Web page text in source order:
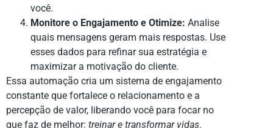
você.
Monitore o Engajamento e Otimize: Analise
quais mensagens geram mais respostas. Use
esses dados para refinar sua estratégia e
maximizar a motivação do cliente.
Essa automação cria um sistema de engajamento
constante que fortalece o relacionamento e a
percepção de valor, liberando você para focar no
que faz de melhor: treinar e transformar vidas.